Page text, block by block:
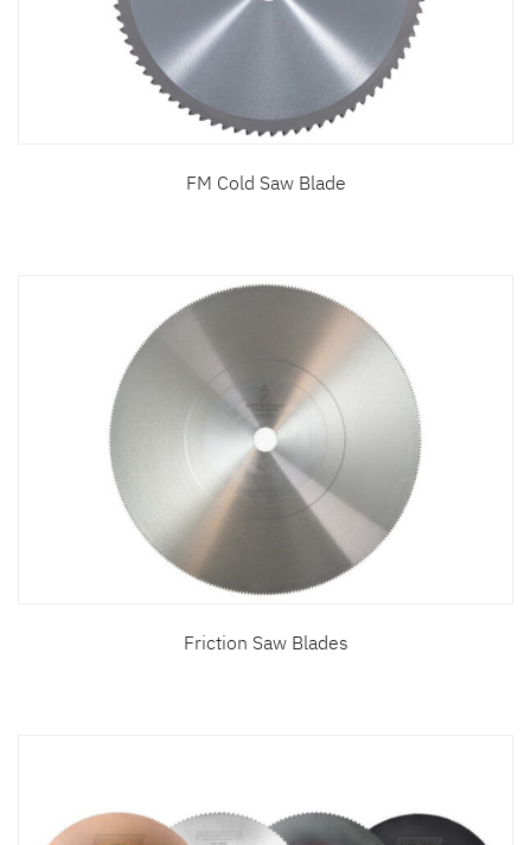
FM Cold Saw Blade
Friction Saw Blades